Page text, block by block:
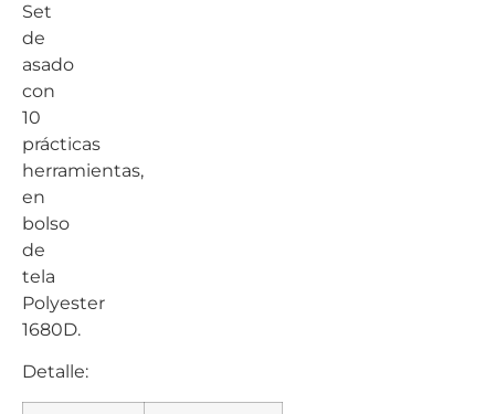
Set
de
asado
con
10
prácticas
herramientas,
en
bolso
de
tela
Polyester
1680D.
Detalle: